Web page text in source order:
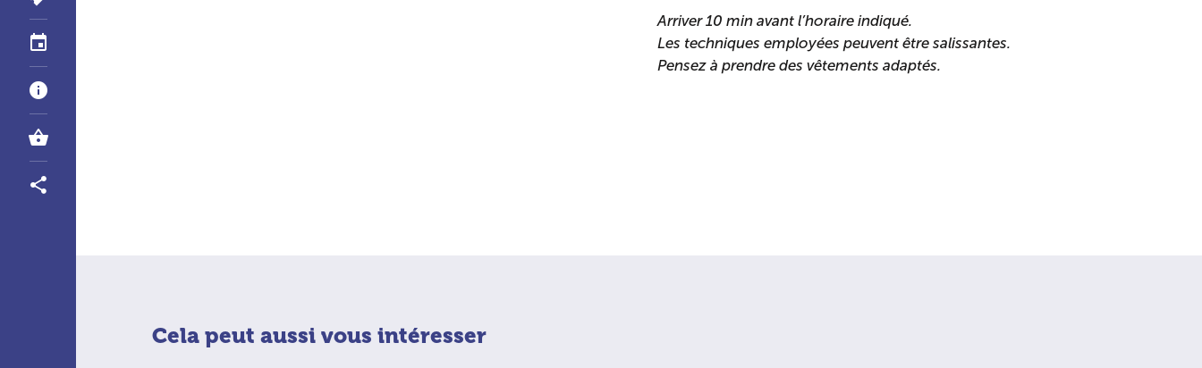
Arriver 10 min avant l’horaire indiqué.
Les techniques employées peuvent être salissantes.
Pensez à prendre des vêtements adaptés.
Cela peut aussi vous intéresser